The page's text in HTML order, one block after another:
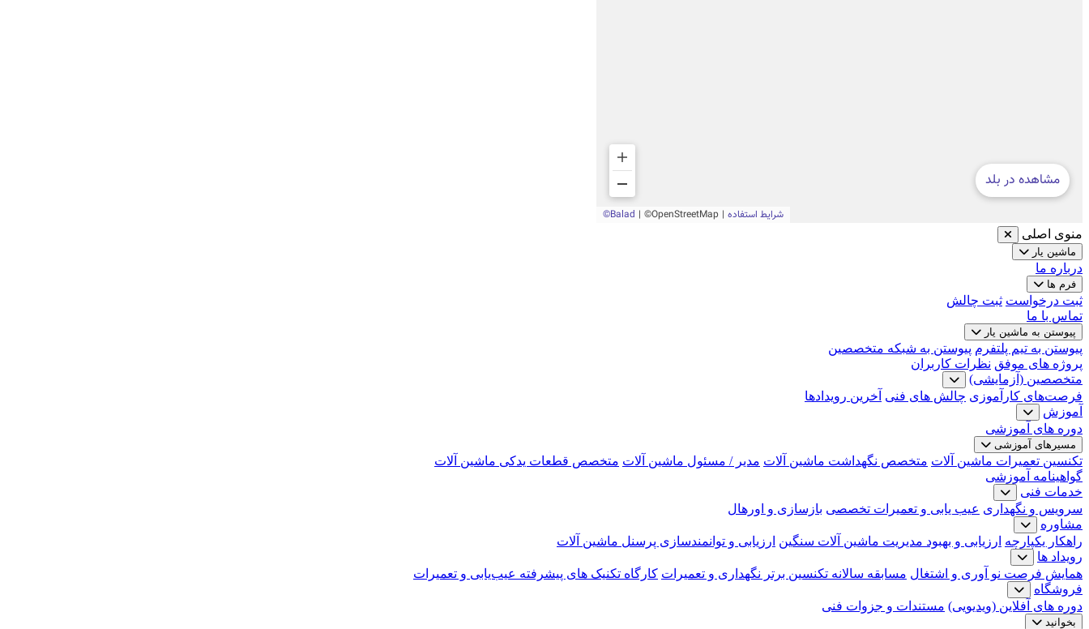
منوی اصلی
ماشین یار
درباره ما
فرم ها
ثبت درخواست ثبت چالش
تماس با ما
پیوستن به ماشین یار
پیوستن به تیم پلتفرم پیوستن به شبکه متخصصین
پروژه های موفق نظرات کاربران
متخصصین (آزمایشی)
فرصت‌های کارآموزی چالش های فنی آخرین رویدادها
آموزش
دوره های آموزشی
مسیرهای آموزشی
تکنسین تعمیرات ماشین آلات متخصص نگهداشت ماشین آلات مدیر / مسئول ماشین آلات متخصص قطعات یدکی ماشین آلات
گواهینامه آموزشی
خدمات فنی
سرویس و نگهداری عیب یابی و تعمیرات تخصصی بازسازی و اورهال
مشاوره
راهکار یکپارچه ارزیابی و بهبود مدیریت ماشین آلات سنگین ارزیابی و توانمندسازی پرسنل ماشین آلات
رویداد ها
همایش فرصت نو آوری و اشتغال مسابقه سالانه تکنسین برتر نگهداری و تعمیرات کارگاه تکنیک‌ های پیشرفته عیب‌یابی و تعمیرات
فروشگاه
دوره های آفلاین (ویدیویی) مستندات و جزوات فنی
بخوانید